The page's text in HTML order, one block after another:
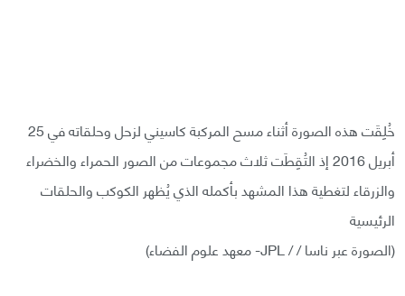
خُلِقَت هذه الصورة أثناء مسح المركبة كاسيني لزحل وحلقاته في 25
أبريل 2016 إذ التُقِطَت ثلاث مجموعات من الصور الحمراء والخضراء
والزرقاء لتغطية هذا المشهد بأكمله الذي يُظهر الكوكب والحلقات
الرئيسية
(الصورة عبر ناسا / / JPL- معهد علوم الفضاء)